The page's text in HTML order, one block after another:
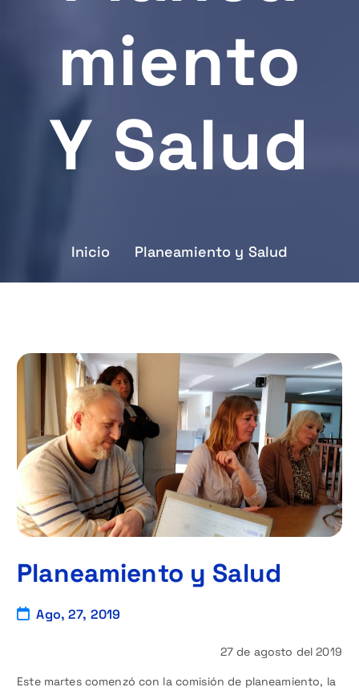
Miento
Y Salud
Inicio Planeamiento y Salud
Planeamiento y Salud
Ago, 27, 2019
27 de agosto del 2019
Este martes comenzó con la comisión de planeamiento, la